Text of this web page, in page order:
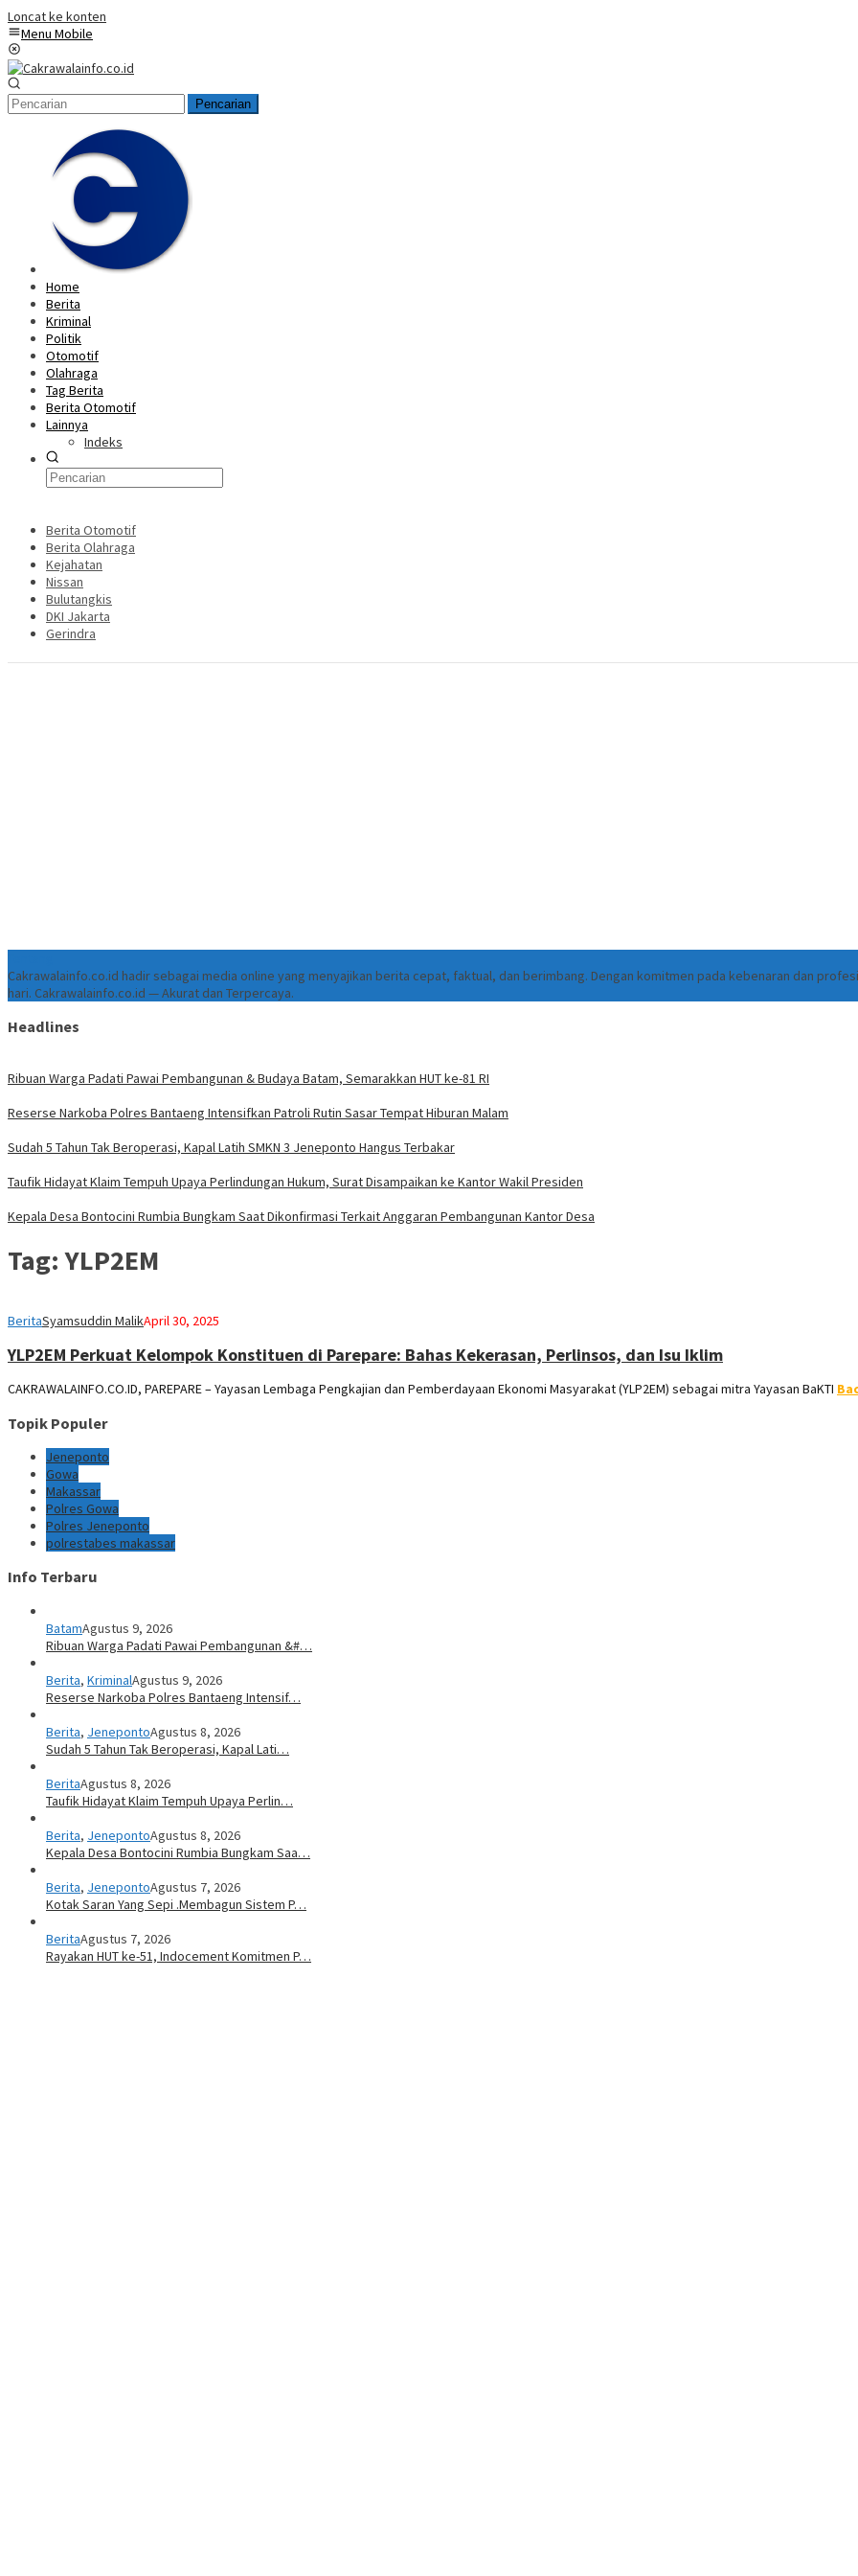
Loncat ke konten
Menu Mobile
Pencarian
Home
Berita
Kriminal
Politik
Otomotif
Olahraga
Tag Berita
Berita Otomotif
Lainnya
Indeks
Berita Otomotif
Berita Olahraga
Kejahatan
Nissan
Bulutangkis
DKI Jakarta
Gerindra
Cakrawalainfo.co.id hadir sebagai media online yang menyajikan berita cepat, faktual, dan berimbang. Dengan komitmen pada kebenaran dan
hari. Cakrawalainfo.co.id — Akurat dan Terpercaya.
Headlines
Ribuan Warga Padati Pawai Pembangunan & Budaya Batam, Semarakkan HUT ke-81 RI
Reserse Narkoba Polres Bantaeng Intensifkan Patroli Rutin Sasar Tempat Hiburan Malam
Sudah 5 Tahun Tak Beroperasi, Kapal Latih SMKN 3 Jeneponto Hangus Terbakar
Taufik Hidayat Klaim Tempuh Upaya Perlindungan Hukum, Surat Disampaikan ke Kantor Wakil Presiden
Kepala Desa Bontocini Rumbia Bungkam Saat Dikonfirmasi Terkait Anggaran Pembangunan Kantor Desa
Tag:YLP2EM
BeritaSyamsuddin MalikApril 30, 2025
YLP2EM Perkuat Kelompok Konstituen di Parepare: Bahas Kekerasan, Perlinsos, dan Isu Iklim
CAKRAWALAINFO.CO.ID, PAREPARE – Yayasan Lembaga Pengkajian dan Pemberdayaan Ekonomi Masyarakat (YLP2EM) sebagai mitra Yayasan BaKTI
Topik Populer
Jeneponto
Gowa
Makassar
Polres Gowa
Polres Jeneponto
polrestabes makassar
Info Terbaru
BatamAgustus 9, 2026
Ribuan Warga Padati Pawai Pembangunan &#…
Berita, KriminalAgustus 9, 2026
Reserse Narkoba Polres Bantaeng Intensif…
Berita, JenepontoAgustus 8, 2026
Sudah 5 Tahun Tak Beroperasi, Kapal Lati…
BeritaAgustus 8, 2026
Taufik Hidayat Klaim Tempuh Upaya Perlin…
Berita, JenepontoAgustus 8, 2026
Kepala Desa Bontocini Rumbia Bungkam Saa…
Berita, JenepontoAgustus 7, 2026
Kotak Saran Yang Sepi .Membagun Sistem P…
BeritaAgustus 7, 2026
Rayakan HUT ke-51, Indocement Komitmen P…